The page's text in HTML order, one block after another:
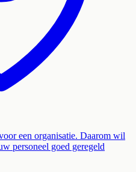
een organisatie. Daarom wil
personeel goed geregeld